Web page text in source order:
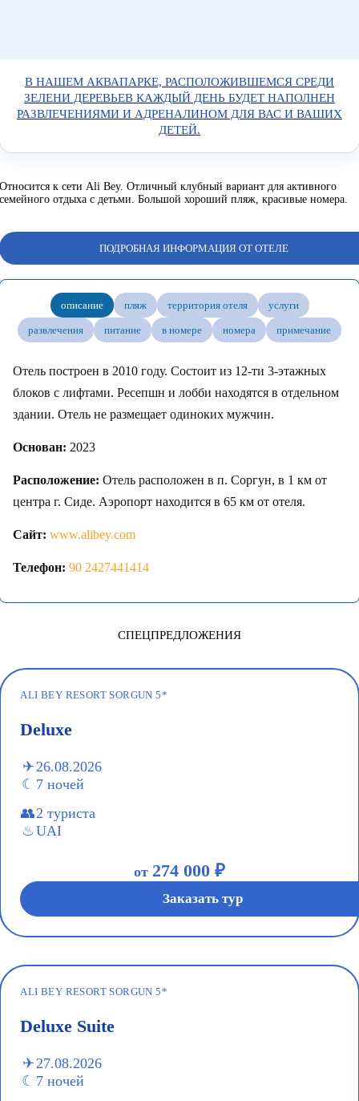
В НАШЕМ АКВАПАРКЕ, РАСПОЛОЖИВШЕМСЯ СРЕДИ
ЗЕЛЕНИ ДЕРЕВЬЕВ КАЖДЫЙ ДЕНЬ БУДЕТ НАПОЛНЕН
РАЗВЛЕЧЕНИЯМИ И АДРЕНАЛИНОМ ДЛЯ ВАС И ВАШИХ
ДЕТЕЙ.
Относится к сети Ali Bey. Отличный клубный вариант для активного
семейного отдыха с детьми. Большой хороший пляж, красивые номера.
ПОДРОБНАЯ ИНФОРМАЦИЯ ОТ ОТЕЛЕ
описание пляж территория отеля услуги
развлечения питание в номере номера примечание
Отель построен в 2010 году. Состоит из 12-ти 3-этажных
блоков с лифтами. Ресепшн и лобби находятся в отдельном
здании. Отель не размещает одиноких мужчин.
Основан: 2023
Расположение: Отель расположен в п. Соргун, в 1 км от
центра г. Сиде. Аэропорт находится в 65 км от отеля.
Сайт: www.alibey.com
Телефон: 90 2427441414
СПЕЦПРЕДЛОЖЕНИЯ
ALI BEY RESORT SORGUN 5*
Deluxe
26.08.2026
7 ночей
2 туриста
UAI
от 274 000 ₽
Заказать тур
ALI BEY RESORT SORGUN 5*
Deluxe Suite
27.08.2026
7 ночей